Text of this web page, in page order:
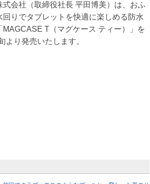
式会社（取締役社長 平田博美）は、おふ
回りでタブレットを快適に楽しめる防水
MAGCASE T（マグケース ティー）」を
より発売いたします。